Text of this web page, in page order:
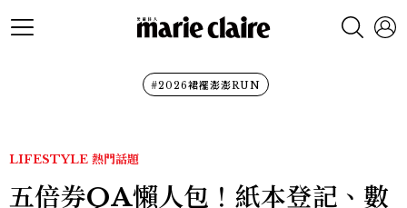
#2026裙襬澎澎RUN
LIFESTYLE 熱門話題
五倍券QA懶人包！紙本登記、數